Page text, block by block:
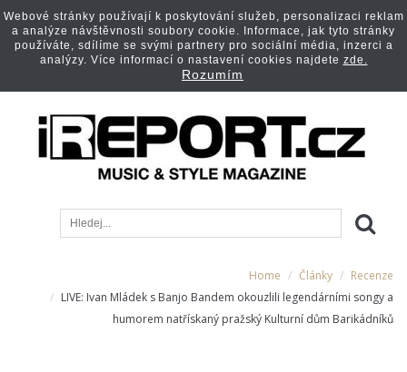
Home Články
Recenze
LIVE: Ivan Mládek s Banjo Bandem okouzlili legendárními songy a
humorem natřískaný pražský Kulturní dům Barikádníků
Webové stránky používají k poskytování služeb, personalizaci reklam
a analýze návštěvnosti soubory cookie. Informace, jak tyto stránky
používáte, sdílíme se svými partnery pro sociální média, inzerci a
analýzy. Více informací o nastavení cookies najdete zde.
Rozumím